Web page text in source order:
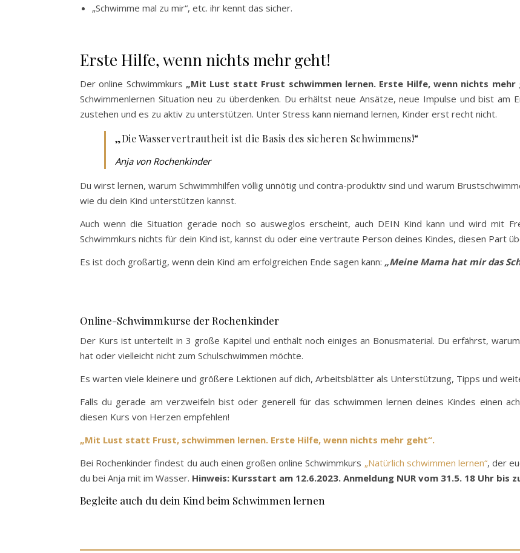
„Schwimme mal zu mir“, etc. ihr kennt das sicher.
Erste Hilfe, wenn nichts mehr geht!
Der online Schwimmkurs „Mit Lust statt Frust schwimmen lernen. Erste Hilfe, wenn nichts mehr
Schwimmenlernen Situation neu zu überdenken. Du erhältst neue Ansätze, neue Impulse und bist
zustehen und es zu aktiv zu unterstützen. Unter Stress kann niemand lernen, Kinder erst recht nicht.
„Die Wasservertrautheit ist die Basis des sicheren Schwimmens!“
Anja von Rochenkinder
Du wirst lernen, warum Schwimmhilfen völlig unnötig und contra-produktiv sind und warum
wie du dein Kind unterstützen kannst.
Auch wenn die Situation gerade noch so ausweglos erscheint, auch DEIN Kind kann und wird mit
Schwimmkurs nichts für dein Kind ist, kannst du oder eine vertraute Person deines Kindes, diesen Part
Es ist doch großartig, wenn dein Kind am erfolgreichen Ende sagen kann: „Meine Mama hat mir das
Online-Schwimmkurse der Rochenkinder
Der Kurs ist unterteilt in 3 große Kapitel und enthält noch einiges an Bonusmaterial. Du erfährst,
hat oder vielleicht nicht zum Schulschwimmen möchte.
Es warten viele kleinere und größere Lektionen auf dich, Arbeitsblätter als Unterstützung, Tipps und
Falls du gerade am verzweifeln bist oder generell für das schwimmen lernen deines Kindes einen
diesen Kurs von Herzen empfehlen!
„Mit Lust statt Frust, schwimmen lernen. Erste Hilfe, wenn nichts mehr geht“.
Bei Rochenkinder findest du auch einen großen online Schwimmkurs „Natürlich schwimmen lernen“, der
du bei Anja mit im Wasser. Hinweis: Kursstart am 12.6.2023. Anmeldung NUR vom 31.5. 18 Uhr bis
Begleite auch du dein Kind beim Schwimmen lernen